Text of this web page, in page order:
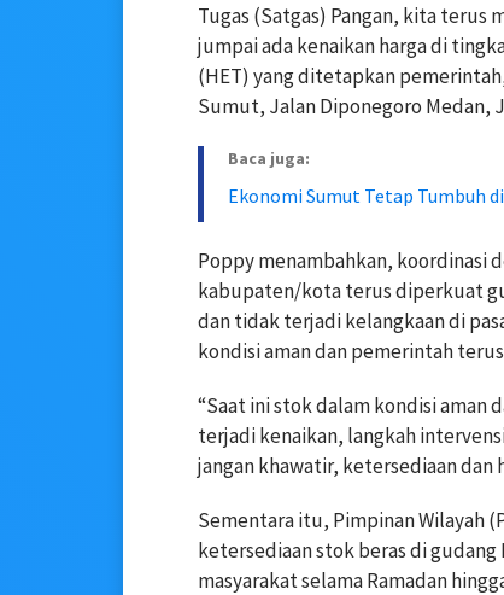
Tugas (Satgas) Pangan, kita terus
jumpai ada kenaikan harga di
(HET) yang ditetapkan
Sumut, Jalan Diponegoro Medan,
Baca juga:
Ekonomi Sumut Tetap Tumbuh
Poppy menambahkan, koordinasi
kabupaten/kota terus diperkuat
dan tidak terjadi kelangkaan di
kondisi aman dan pemerintah
“Saat ini stok dalam kondisi aman
terjadi kenaikan, langkah
jangan khawatir, ketersediaan dan
Sementara itu, Pimpinan Wilayah
ketersediaan stok beras di
masyarakat selama Ramadan